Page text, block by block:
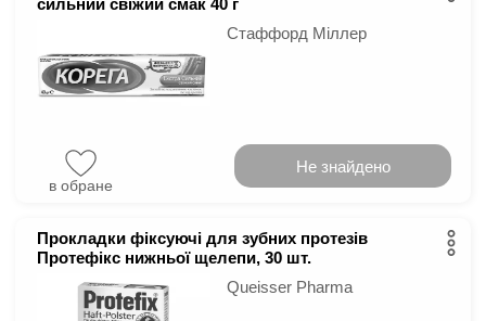
сильний свіжий смак 40 г
Стаффорд Міллер
в обране
Не знайдено
Прокладки фіксуючі для зубних протезів
Протефікс нижньої щелепи, 30 шт.
Queisser Pharma